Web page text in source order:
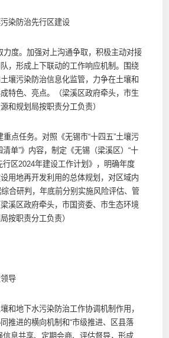
防治先行区建设
度。加强对上沟通争取，积极主动对接
，形成上下联动的工作响应机制。围绕
壤污染防治信息化监管，力争在土壤和
特色、亮点。（梁溪区政府牵头，市生
和规划局按职责分工负责）
任务。对照《无锡市“十四五”土壤污
单”》内容，制定《无锡（梁溪区）“十
行区2024年建设工作计划》，明确年度
用地再开发利用的总体规划，对区域内
合研判，年底前分别实施风险评估、管
溪区政府牵头，市国资委、市生态环境
按职责分工负责）
导
地下水污染防治工作协调机制作用，
推进的横向机制和“市级推进、区县落
信息共享、定期会商、评估督导，形成